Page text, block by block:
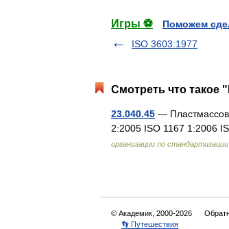
Игры ⚽
Поможем
ISO 3603:1977
Смотреть что такое
23.040.45 —
2:2005 ISO 1167 1:2006
организации по
© Академик, 2000-2026
👣 Путешествия